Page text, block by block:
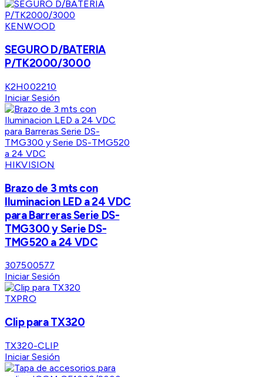
KENWOOD
SEGURO D/BATERIA
P/TK2000/3000
K2H002210
Iniciar Sesión
HIKVISION
Brazo de 3 mts con
Iluminacion LED a 24 VDC
para Barreras Serie DS-
TMG300 y Serie DS-
TMG520 a 24 VDC
307500577
Iniciar Sesión
TXPRO
Clip para TX320
TX320-CLIP
Iniciar Sesión